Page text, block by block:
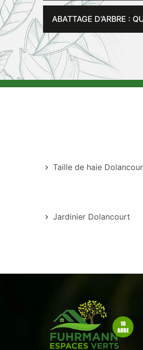
ABATTAGE D’ARBRE :
Taille de haie
Jardinier Dolancourt